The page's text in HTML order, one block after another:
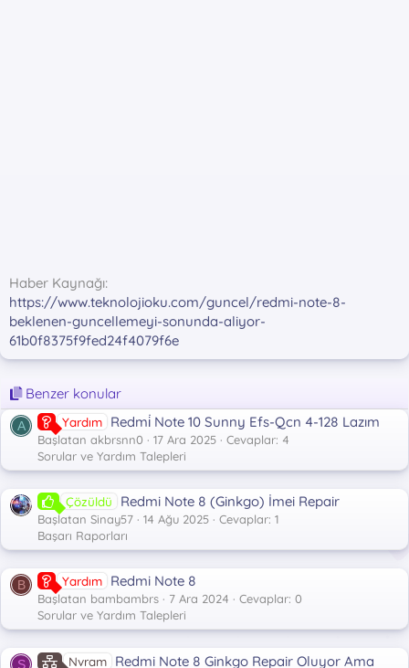
Haber Kaynağı
https://www.teknolojioku.com/guncel/redmi-note-8-
beklenen-guncellemeyi-sonunda-aliyor-
61b0f8375f9fed24f4079f6e
Benzer konular
A Yardım Redmi̇ Note 10 Sunny Efs-Qcn 4-128 Lazım
Başlatan akbrsnn0 17 Ara 2025
Cevaplar: 4
Sorular ve Yardım Talepleri
Çözüldü Redmi Note 8 (Ginkgo) İmei Repair
Başlatan Sinay57 14 Ağu 2025
Cevaplar: 1
Başarı Raporları
B Yardım Redmi Note 8
Başlatan bambambrs 7 Ara 2024
Cevaplar: 0
Sorular ve Yardım Talepleri
S Nvram Redmi Note 8 Ginkgo Repair Oluyor Ama